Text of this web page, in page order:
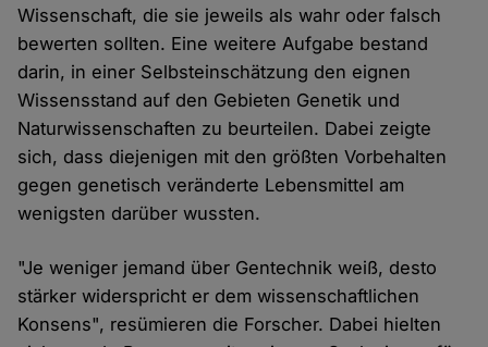
Wissenschaft, die sie jeweils als wahr oder falsch
bewerten sollten. Eine weitere Aufgabe bestand
darin, in einer Selbsteinschätzung den eignen
Wissensstand auf den Gebieten Genetik und
Naturwissenschaften zu beurteilen. Dabei zeigte
sich, dass diejenigen mit den größten Vorbehalten
gegen genetisch veränderte Lebensmittel am
wenigsten darüber wussten.
"Je weniger jemand über Gentechnik weiß, desto
stärker widerspricht er dem wissenschaftlichen
Konsens", resümieren die Forscher. Dabei hielten